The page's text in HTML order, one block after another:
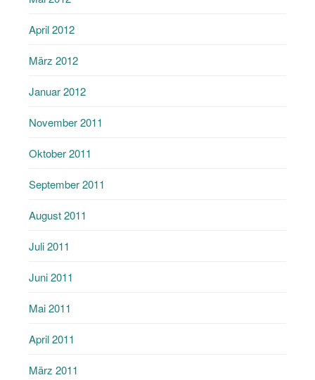
April 2012
März 2012
Januar 2012
November 2011
Oktober 2011
September 2011
August 2011
Juli 2011
Juni 2011
Mai 2011
April 2011
März 2011